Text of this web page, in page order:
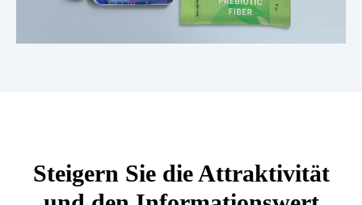
Steigern Sie die Attraktivität